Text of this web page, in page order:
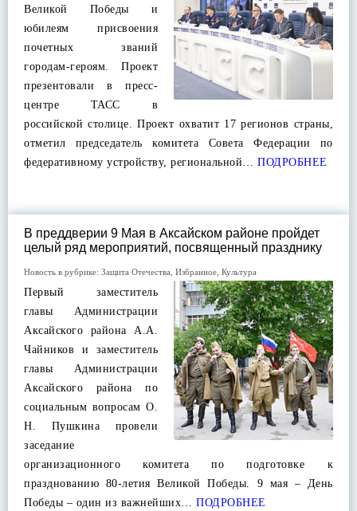
Великой Победы и
юбилеям присвоения
почетных званий
городам-героям. Проект
презентовали в пресс-
центре ТАСС в
российской столице. Проект охватит 17 регионов страны,
отметил председатель комитета Совета Федерации по
федеративному устройству, региональной… ПОДРОБНЕЕ
В преддверии 9 Мая в Аксайском районе пройдет
целый ряд мероприятий, посвященный празднику
Новость в рубрике: Защита Отечества Избранное Культура
Первый заместитель
главы Администрации
Аксайского района А.А.
Чайников и заместитель
главы Администрации
Аксайского района по
социальным вопросам О.
Н. Пушкина провели
заседание
организационного комитета по подготовке к
празднованию 80-летия Великой Победы. 9 мая – День
Победы – один из важнейших… ПОДРОБНЕЕ